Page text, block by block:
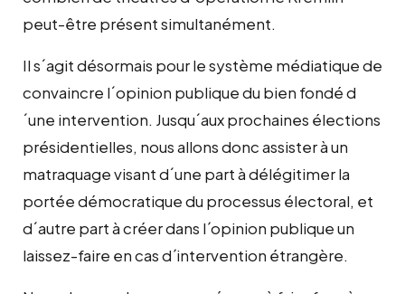
peut-être présent simultanément.
Il s´agit désormais pour le système médiatique de
convaincre l´opinion publique du bien fondé d
´une intervention. Jusqu´aux prochaines élections
présidentielles, nous allons donc assister à un
matraquage visant d´une part à délégitimer la
portée démocratique du processus électoral, et
d´autre part à créer dans l ́opinion publique un
laissez-faire en cas d ́intervention étrangère.